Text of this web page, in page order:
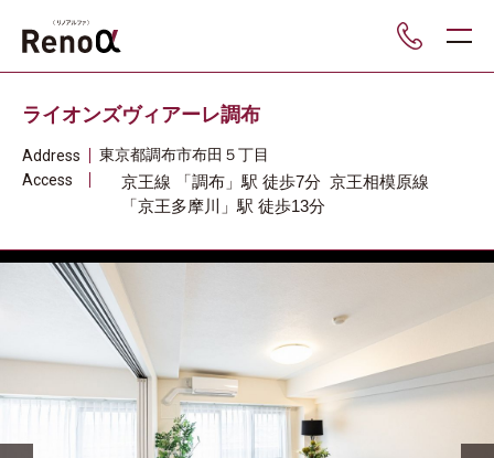
ライオンズヴィアーレ調布
Address 東京都調布市布田５丁目
Access
京王線 「調布」駅 徒歩7分 京王相模原線
「京王多摩川」駅 徒歩13分